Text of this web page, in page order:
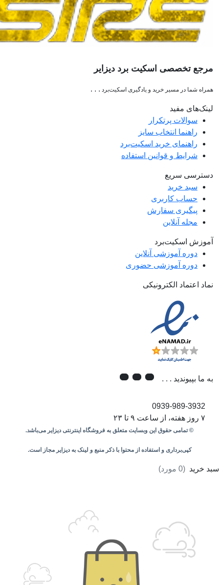
مرجع تخصصی اسکیت برد دیزایر
همراه شما در مسیر خرید و یادگیری اسکیت‌برد . . .
لینک‌های مفید
سوالات پرتکرار
راهنما انتخاب سایز
راهنمای خرید اسکیت‌برد
شرایط و قوانین استفاده
دسترسی سریع
سبد خرید
حساب کاربری
پیگیری سفارش
مجله آنلاین
آموزش اسکیت‌برد
دوره آموزشی آنلاین
دوره آموزشی حضوری
نماد اعتماد الکترونیکی
به ما بپیوندید . . .
0939-989-3932
۷ روز هفته، از ساعت ۹ تا ۲۳
© تمامی حقوق این وبسایت متعلق به فروشگاه اینترنتی دیزایر می‌باشد.
کپی‌برداری و استفاده از محتوا با ذکر منبع و لینک به دیزایر مجاز است.
سبد خرید (
0 مورد)